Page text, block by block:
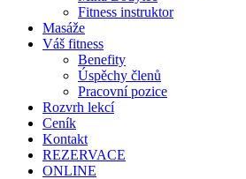
Fitness instruktor
Masáže
Váš fitness
Benefity
Úspěchy členů
Pracovní pozice
Rozvrh lekcí
Ceník
Kontakt
REZERVACE
ONLINE